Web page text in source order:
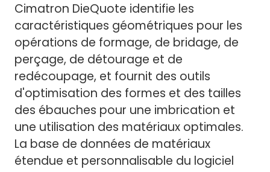
Cimatron DieQuote identifie les
caractéristiques géométriques pour les
opérations de formage, de bridage, de
perçage, de détourage et de
redécoupage, et fournit des outils
d'optimisation des formes et des tailles
des ébauches pour une imbrication et
une utilisation des matériaux optimales.
La base de données de matériaux
étendue et personnalisable du logiciel